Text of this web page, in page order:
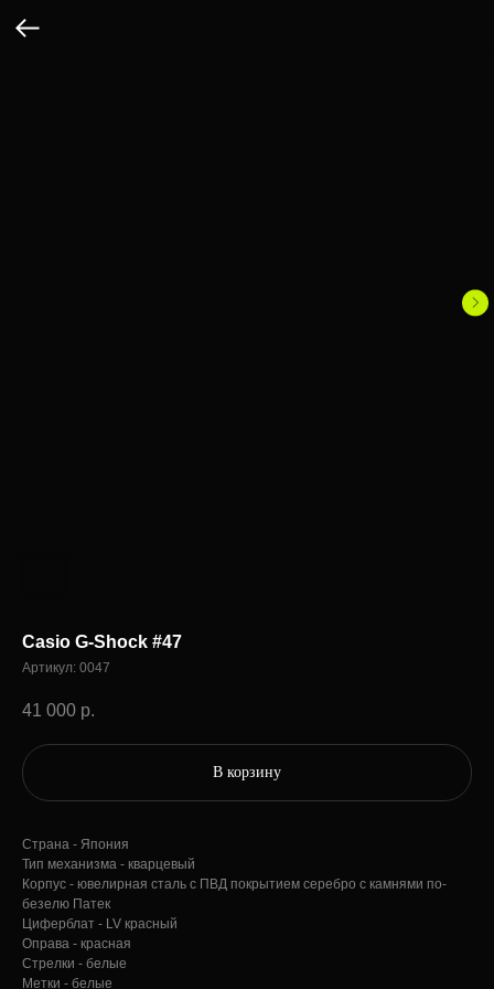
Casio G-Shock #47
Артикул: 0047
41 000 р.
В корзину
Страна - Япония
Тип механизма - кварцевый
Корпус - ювелирная сталь с ПВД покрытием серебро с камнями по-
безелю Патек
Циферблат - LV красный
Оправа - красная
Стрелки - белые
Метки - белые